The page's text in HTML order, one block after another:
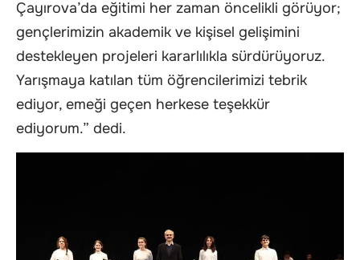
Çayırova’da eğitimi her zaman öncelikli görüyor;
gençlerimizin akademik ve kişisel gelişimini
destekleyen projeleri kararlılıkla sürdürüyoruz.
Yarışmaya katılan tüm öğrencilerimizi tebrik
ediyor, emeği geçen herkese teşekkür
ediyorum.” dedi.